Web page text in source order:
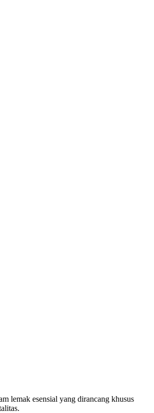
lemak esensial yang dirancang khusus